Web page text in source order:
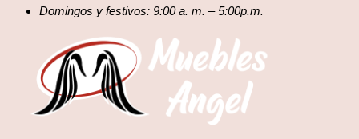
Domingos y festivos: 9:00 a. m. – 5:00p.m.